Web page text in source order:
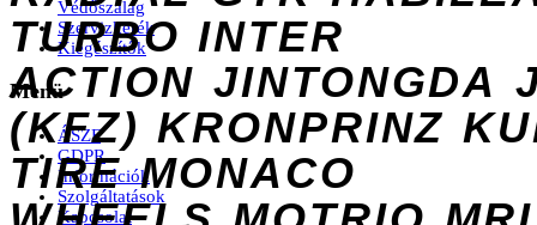
TURBO INTER
ACTION JINTONGDA
(KFZ) KRONPRINZ
TIRE MONACO
Védőszalag
Szervizkerék
Kiegészítők
Menü
ÁSZF
GDPR
Információk
Szolgáltatások
Kapcsolat